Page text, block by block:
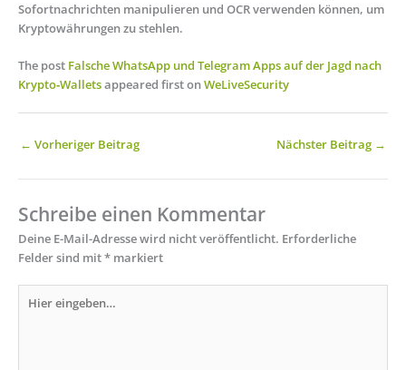
Sofortnachrichten manipulieren und OCR verwenden können, um
Kryptowährungen zu stehlen.
The post Falsche WhatsApp und Telegram Apps auf der Jagd nach
Krypto‑Walletsappeared first onWeLiveSecurity
← Vorheriger Beitrag Nächster Beitrag →
Schreibe einen Kommentar
Deine E-Mail-Adresse wird nicht veröffentlicht. Erforderliche
Felder sind mit* markiert
eingeben…